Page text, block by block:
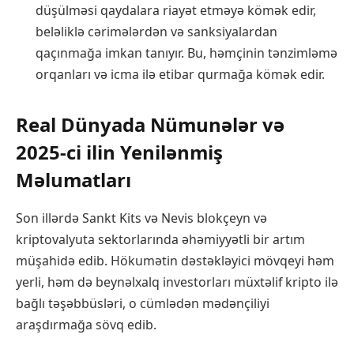
düşülməsi qaydalara riayət etməyə kömək edir,
beləliklə cərimələrdən və sanksiyalardan
qaçınmağa imkan tanıyır. Bu, həmçinin tənzimləmə
orqanları və icma ilə etibar qurmağa kömək edir.
Real Dünyada Nümunələr və
2025-ci ilin Yenilənmiş
Məlumatları
Son illərdə Sankt Kits və Nevis blokçeyn və
kriptovalyuta sektorlarında əhəmiyyətli bir artım
müşahidə edib. Hökumətin dəstəkləyici mövqeyi həm
yerli, həm də beynəlxalq investorları müxtəlif kripto ilə
bağlı təşəbbüsləri, o cümlədən mədənçiliyi
araşdırmağa sövq edib.